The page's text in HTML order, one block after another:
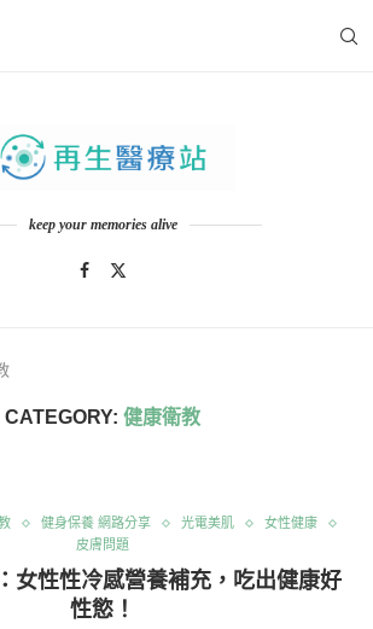
keep your memories alive
CATEGORY: 健康衛教
健身保養 網路分享 光電美肌
女性健康
皮膚問題
女性性冷感營養補充，吃出健康好
性慾！